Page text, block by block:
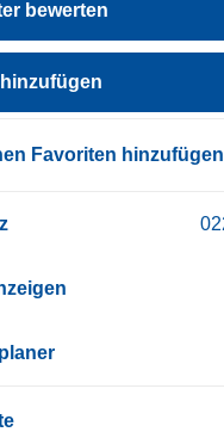
bewerten
Favoriten hinzufügen